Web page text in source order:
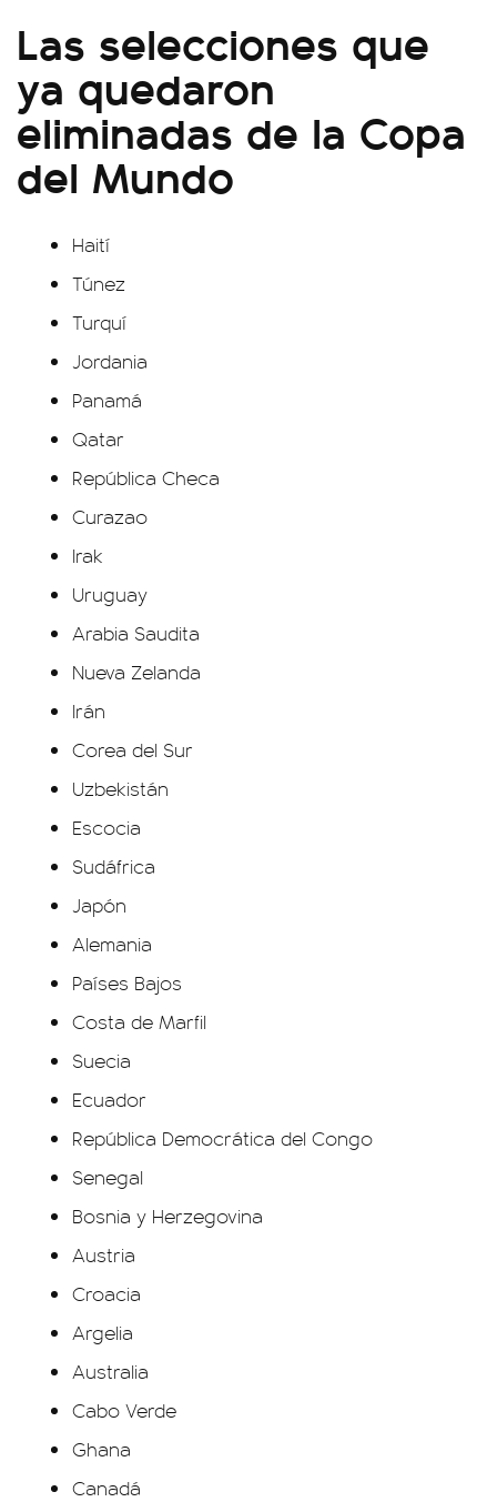
Las selecciones que
ya quedaron
eliminadas de la Copa
del Mundo
Haití
Túnez
Turquí
Jordania
Panamá
Qatar
República Checa
Curazao
Irak
Uruguay
Arabia Saudita
Nueva Zelanda
Irán
Corea del Sur
Uzbekistán
Escocia
Sudáfrica
Japón
Alemania
Países Bajos
Costa de Marfil
Suecia
Ecuador
República Democrática del Congo
Senegal
Bosnia y Herzegovina
Austria
Croacia
Argelia
Australia
Cabo Verde
Ghana
Canadá